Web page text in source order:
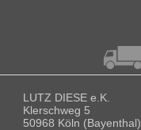
LUTZ DIESE e.K.
Klerschweg 5
50968 Köln (Bayenthal)